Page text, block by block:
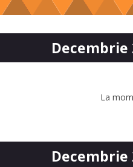
Decembrie
La
Decembrie